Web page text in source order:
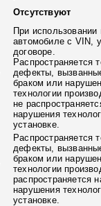
Отсутствуют
При использовании
автомобиле с VIN,
договоре.
Распространяется
дефекты,
браком или
технологии
не
нарушения
установке.
Распространяется
дефекты,
браком или
технологии
распространяется
нарушения
установке.